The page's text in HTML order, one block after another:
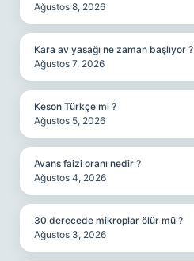
Ağustos 8, 2026
Kara av yasağı ne zaman başlıyor ?
Ağustos 7, 2026
Keson Türkçe mi ?
Ağustos 5, 2026
Avans faizi oranı nedir ?
Ağustos 4, 2026
30 derecede mikroplar ölür mü ?
Ağustos 3, 2026